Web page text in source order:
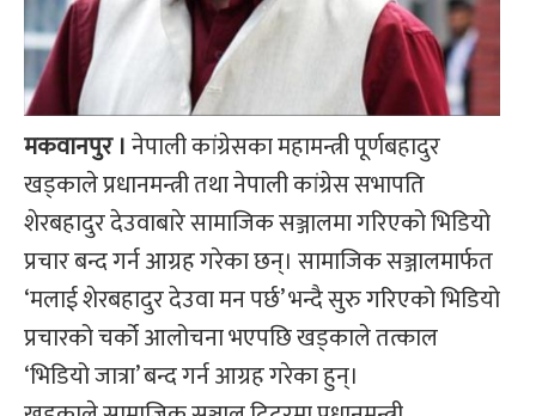
मकवानपुर ।नेपाली कांग्रेसका महामन्त्री पूर्णबहादुर
खड्काले प्रधानमन्त्री तथा नेपाली कांग्रेस सभापति
शेरबहादुर देउवाबारे सामाजिक सञ्जालमा गरिएको भिडियो
प्रचार बन्द गर्न आग्रह गरेका छन्। सामाजिक सञ्जालमार्फत
‘मलाई शेरबहादुर देउवा मन पर्छ’ भन्दै सुरु गरिएको भिडियो
प्रचारको चर्को आलोचना भएपछि खड्काले तत्काल
‘भिडियो जात्रा’ बन्द गर्न आग्रह गरेका हुन्।